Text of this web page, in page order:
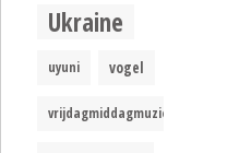
Ukraine
uyuni vogel
vrijdagmiddagmuziek